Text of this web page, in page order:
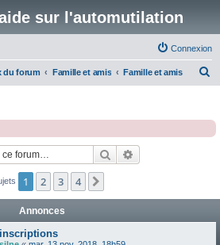
sur l'automutilation
Connexion
du forum Famille et amis Famille et amis
e
Rechercher
1 2 3 4
Annonces